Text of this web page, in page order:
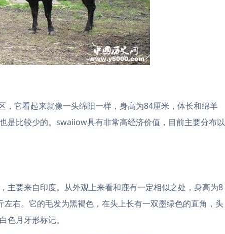
它看起来就像一头绵阳一样，身高为84厘米，体长和绵羊
是比较少的。swaiiow具有非常高经济价值，目前主要分布以
主要来自印度。从外观上来看和鹿有一定相似之处，身高为8
右。它的毛发为黑褐色，在头上长有一双墨绿色的直角，头
色月牙形标记。